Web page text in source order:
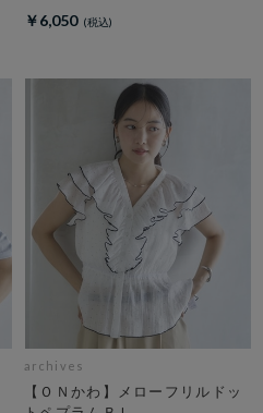
￥6,050
archives
【ＯＮかわ】メローフリルドッ